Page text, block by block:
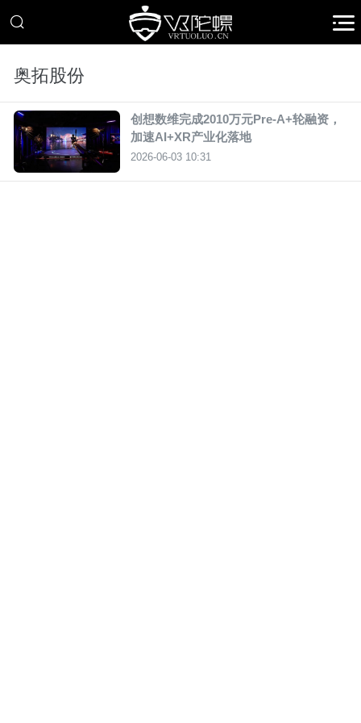
奥拓股份
创想数维完成2010万元Pre-A+轮融资，
加速AI+XR产业化落地
2026-06-03 10:31